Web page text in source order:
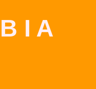
I A